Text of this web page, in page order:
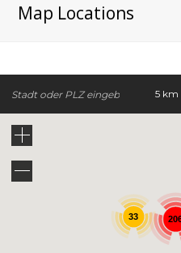
Map Locations
5 km
33